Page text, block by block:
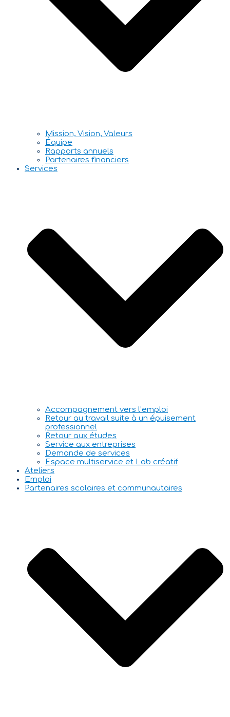
Mission, Vision, Valeurs
Équipe
Rapports annuels
Partenaires financiers
Services
Accompagnement vers l’emploi
Retour au travail suite à un épuisement
professionnel
Retour aux études
Service aux entreprises
Demande de services
Espace multiservice et Lab créatif
Ateliers
Emploi
Partenaires scolaires et communautaires